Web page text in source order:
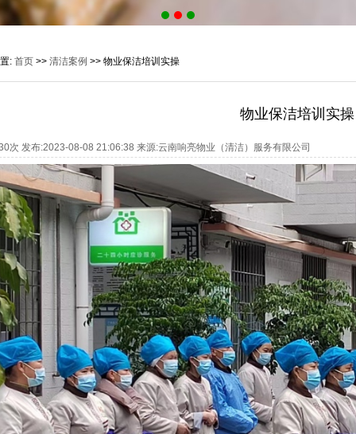
: 首页 >> 清洁案例 >> 物业保洁培训实操
物业保洁培训实操
次 发布:2023-08-08 21:06:38 来源:云南响亮物业（清洁）服务有限公司